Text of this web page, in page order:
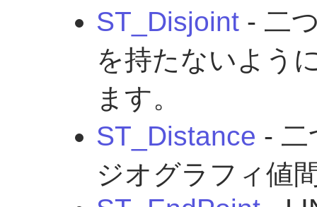
ST_Disjoint - 二
を持たないよう
ます。
ST_Distance - 二
ジオグラフィ値